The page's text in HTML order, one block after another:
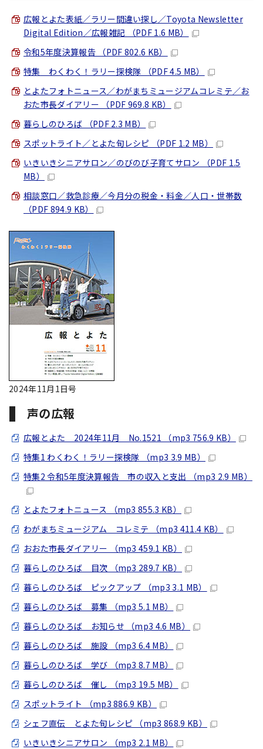
広報とよた表紙／ラリー間違い探し／Toyota Newsletter
Digital Edition／広報雑記 （PDF 1.6 MB）
令和5年度決算報告 （PDF 802.6 KB）
特集 わくわく！ラリー探検隊 （PDF 4.5 MB）
とよたフォトニュース／わがまちミュージアムコレミテ／お
おた市長ダイアリー （PDF 969.8 KB）
暮らしのひろば （PDF 2.3 MB）
スポットライト／とよた旬レシピ （PDF 1.2 MB）
いきいきシニアサロン／のびのび子育てサロン （PDF 1.5
MB）
相談窓口／救急診療／今月分の税金・料金／人口・世帯数
（PDF 894.9 KB）
2024年11月1日号
声の広報
広報とよた 2024年11月 No.1521 （mp3 756.9 KB）
特集1 わくわく！ラリー探検隊 （mp3 3.9 MB）
特集2 令和5年度決算報告 市の収入と支出 （mp3 2.9 MB）
とよたフォトニュース （mp3 855.3 KB）
わがまちミュージアム コレミテ （mp3 411.4 KB）
おおた市長ダイアリー （mp3 459.1 KB）
暮らしのひろば 目次 （mp3 289.7 KB）
暮らしのひろば ピックアップ （mp3 3.1 MB）
暮らしのひろば 募集 （mp3 5.1 MB）
暮らしのひろば お知らせ （mp3 4.6 MB）
暮らしのひろば 施設 （mp3 6.4 MB）
暮らしのひろば 学び （mp3 8.7 MB）
暮らしのひろば 催し （mp3 19.5 MB）
スポットライト （mp3 886.9 KB）
シェフ直伝 とよた旬レシピ （mp3 868.9 KB）
いきいきシニアサロン （mp3 2.1 MB）